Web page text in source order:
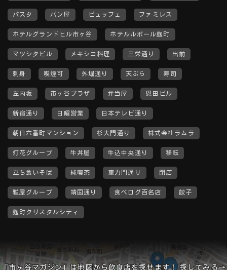
パスタ パン屋 ビュッフェ ファミレス
ホテルグランドヒル市ヶ谷 ホテルルポール麹町
マツシタビル メキシコ料理 三栄通り 出前
刺身 喫煙可 外堀通り 天ぷら 寿司
左内坂 市ヶ谷プラザ 弁当屋 恩田ビル
新宿通り 日曜営業 日本テレビ通り
朝日六番町マンション 杉大門通り 株式会社ラムラ
灯花グループ 牛丼屋 牛込中央通り 移転
立ち食いそば 純喫茶 車力門通り 閉店
雅屋グループ 靖国通り 食べログ百名店 餃子
麹町クリスタルシティ
「市ヶ谷マガジン」は地図から飲食店を探せます！ 探してみる→